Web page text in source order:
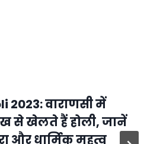
2023: वाराणसी में
से खेलते हैं होली, जानें
और धार्मिक महत्व